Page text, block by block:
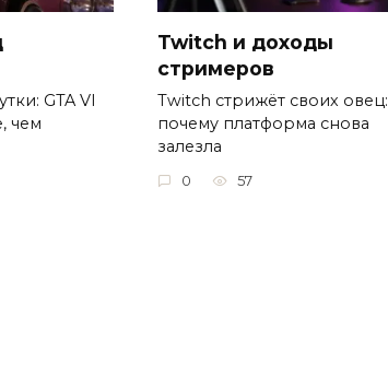
GTA VI
чем
Twitch и доходы
стримеров
Twitch стрижёт своих овец:
почему платформа снова
залезла
0 57